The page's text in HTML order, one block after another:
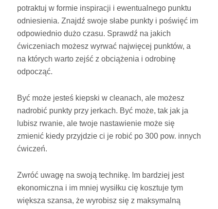
potraktuj w formie inspiracji i ewentualnego punktu
odniesienia. Znajdź swoje słabe punkty i poświęć im
odpowiednio dużo czasu. Sprawdź na jakich
ćwiczeniach możesz wyrwać najwięcej punktów, a
na których warto zejść z obciążenia i odrobinę
odpocząć.
Być może jesteś kiepski w cleanach, ale możesz
nadrobić punkty przy jerkach. Być może, tak jak ja
lubisz rwanie, ale twoje nastawienie może się
zmienić kiedy przyjdzie ci je robić po 300 pow. innych
ćwiczeń.
Zwróć uwagę na swoją technikę. Im bardziej jest
ekonomiczna i im mniej wysiłku cię kosztuje tym
większa szansa, że wyrobisz się z maksymalną